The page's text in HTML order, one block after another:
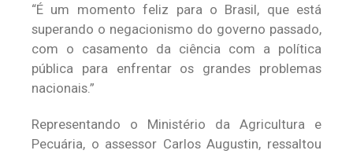
“É um momento feliz para o Brasil, que está
superando o negacionismo do governo passado,
com o casamento da ciência com a política
pública para enfrentar os grandes problemas
nacionais.”
Representando o Ministério da Agricultura e
Pecuária, o assessor Carlos Augustin, ressaltou